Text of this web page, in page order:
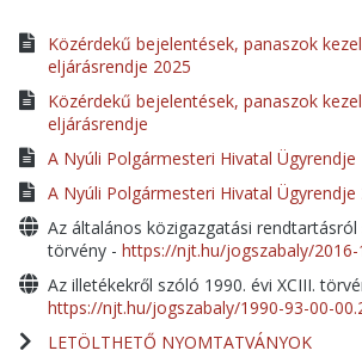
Közérdekű bejelentések, panaszok
eljárásrendje 2025
Közérdekű bejelentések, panaszok
eljárásrendje
A Nyúli Polgármesteri Hivatal Ügyrendje
A Nyúli Polgármesteri Hivatal Ügyrendje
Az általános közigazgatási rendtartásról
törvény - https://njt.hu/jogszabaly/2016-
Az illetékekről szóló 1990. évi XCIII.
https://njt.hu/jogszabaly/1990-93-00-
LETÖLTHETŐ NYOMTATVÁNYOK